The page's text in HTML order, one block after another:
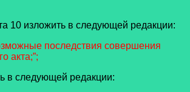
10 изложить в следующей редакции:
последствия совершения
акта;”;
в следующей редакции: